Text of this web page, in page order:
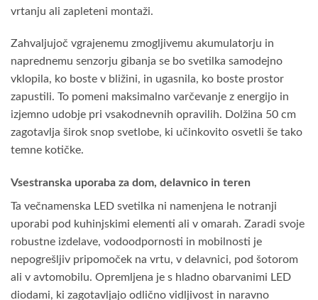
vrtanju ali zapleteni montaži.
Zahvaljujoč vgrajenemu zmogljivemu akumulatorju in
naprednemu senzorju gibanja se bo svetilka samodejno
vklopila, ko boste v bližini, in ugasnila, ko boste prostor
zapustili. To pomeni maksimalno varčevanje z energijo in
izjemno udobje pri vsakodnevnih opravilih. Dolžina 50 cm
zagotavlja širok snop svetlobe, ki učinkovito osvetli še tako
temne kotičke.
Vsestranska uporaba za dom, delavnico in teren
Ta večnamenska LED svetilka ni namenjena le notranji
uporabi pod kuhinjskimi elementi ali v omarah. Zaradi svoje
robustne izdelave, vodoodpornosti in mobilnosti je
nepogrešljiv pripomoček na vrtu, v delavnici, pod šotorom
ali v avtomobilu. Opremljena je s hladno obarvanimi LED
diodami, ki zagotavljajo odlično vidljivost in naravno